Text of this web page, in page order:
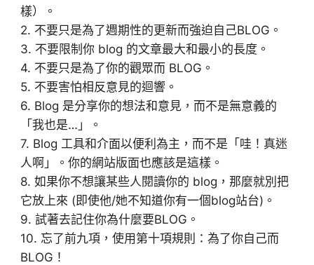
樣）。
2. 不要只是為了週期性的更新而強迫自己BLOG。
3. 不要限制你 blog 的文章最大和最小的長度。
4. 不要只是為了你的觀眾而 BLOG。
5. 不要害怕相反意見的迴響。
6. Blog 是分享你的想法和意見，而不是無意義的
「我也是…」。
7. Blog 工具和介面以便利為主，而不是「哇！真迷
人啊」。你的網站版面也應該是這樣。
8. 如果你不想讓某些人閱讀你的 blog，那麼就別把
它放上來 (即使他/她不知道你有一個blog站台)。
9. 試著去記住你為什麼要BLOG。
10. 忘了前九項，使用第十項規則：為了你自己而
BLOG！